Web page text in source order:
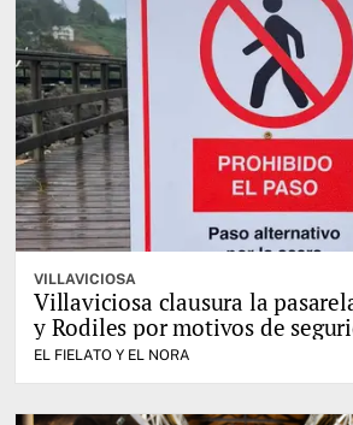
VILLAVICIOSA
Villaviciosa clausura la
y Rodiles por motivos de
EL FIELATO Y EL NORA